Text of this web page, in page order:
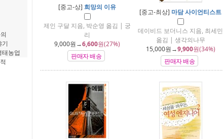
[중고-상] 희망의 이유
제인 구달 지음, 박순영 옮김 | 궁
리
9,000원→6,600원(27%)
판매자 배송
[중고-최상] 마담 사이언티스트
데이비드 보더니스 지음, 최세민
옮김 | 생각의나무
15,000원→9,900원(34%)
판매자 배송
태농업